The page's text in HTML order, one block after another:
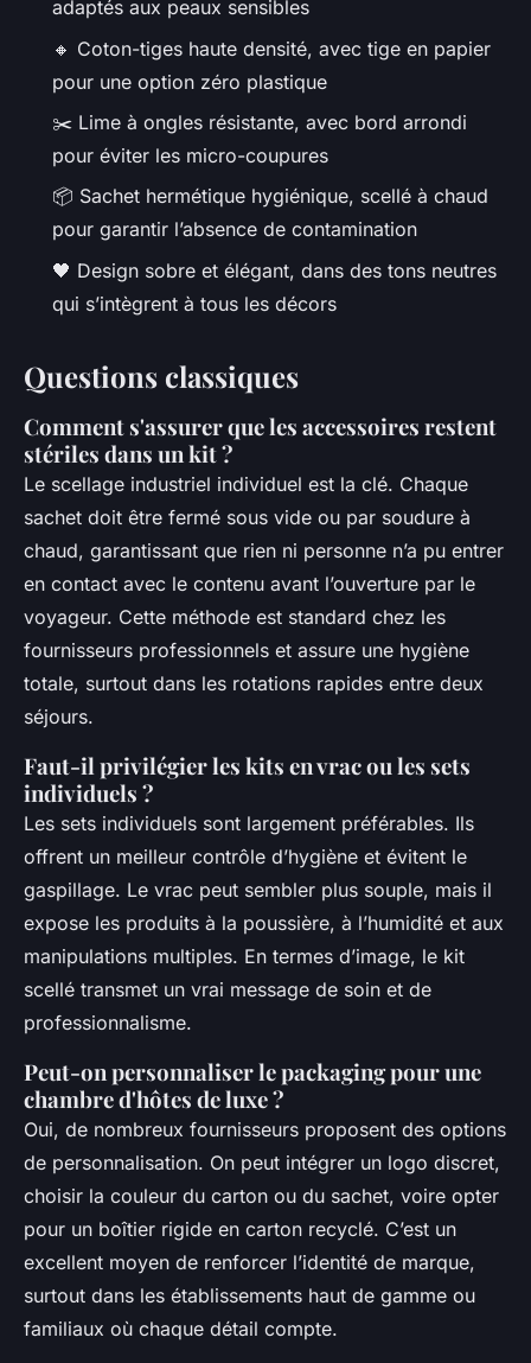
adaptés aux peaux sensibles
🔸 Coton-tiges haute densité, avec tige en papier
pour une option zéro plastique
✂️ Lime à ongles résistante, avec bord arrondi
pour éviter les micro-coupures
📦 Sachet hermétique hygiénique, scellé à chaud
pour garantir l’absence de contamination
🖤 Design sobre et élégant, dans des tons neutres
qui s’intègrent à tous les décors
Questions classiques
Comment s'assurer que les accessoires restent
stériles dans un kit ?
Le scellage industriel individuel est la clé. Chaque
sachet doit être fermé sous vide ou par soudure à
chaud, garantissant que rien ni personne n’a pu entrer
en contact avec le contenu avant l’ouverture par le
voyageur. Cette méthode est standard chez les
fournisseurs professionnels et assure une hygiène
totale, surtout dans les rotations rapides entre deux
séjours.
Faut-il privilégier les kits en vrac ou les sets
individuels ?
Les sets individuels sont largement préférables. Ils
offrent un meilleur contrôle d’hygiène et évitent le
gaspillage. Le vrac peut sembler plus souple, mais il
expose les produits à la poussière, à l’humidité et aux
manipulations multiples. En termes d’image, le kit
scellé transmet un vrai message de soin et de
professionnalisme.
Peut-on personnaliser le packaging pour une
chambre d'hôtes de luxe ?
Oui, de nombreux fournisseurs proposent des options
de personnalisation. On peut intégrer un logo discret,
choisir la couleur du carton ou du sachet, voire opter
pour un boîtier rigide en carton recyclé. C’est un
excellent moyen de renforcer l’identité de marque,
surtout dans les établissements haut de gamme ou
familiaux où chaque détail compte.